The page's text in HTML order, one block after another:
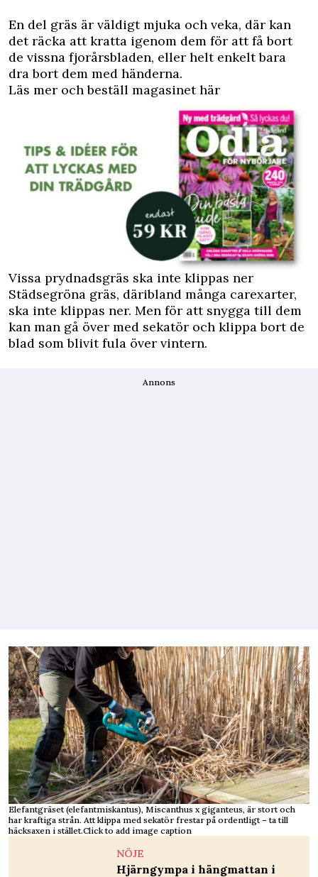
En del gräs är väldigt mjuka och veka, där kan
det räcka att kratta igenom dem för att få bort
de vissna fjorårsbladen, eller helt enkelt bara
dra bort dem med händerna.
Läs mer och beställ magasinet här
Vissa prydnadsgräs ska inte klippas ner
Städsegröna gräs, däribland många carexarter,
ska inte klippas ner. Men för att snygga till dem
kan man gå över med sekatör och klippa bort de
blad som blivit fula över vintern.
Annons
Elefantgräset (elefantmiskantus), Miscanthus x giganteus, är stort och
har kraftiga strån. Att klippa med sekatör frestar på ordentligt – ta till
häcksaxen i stället.Click to add image caption
NÖJE
Hjärngympa i hängmattan i